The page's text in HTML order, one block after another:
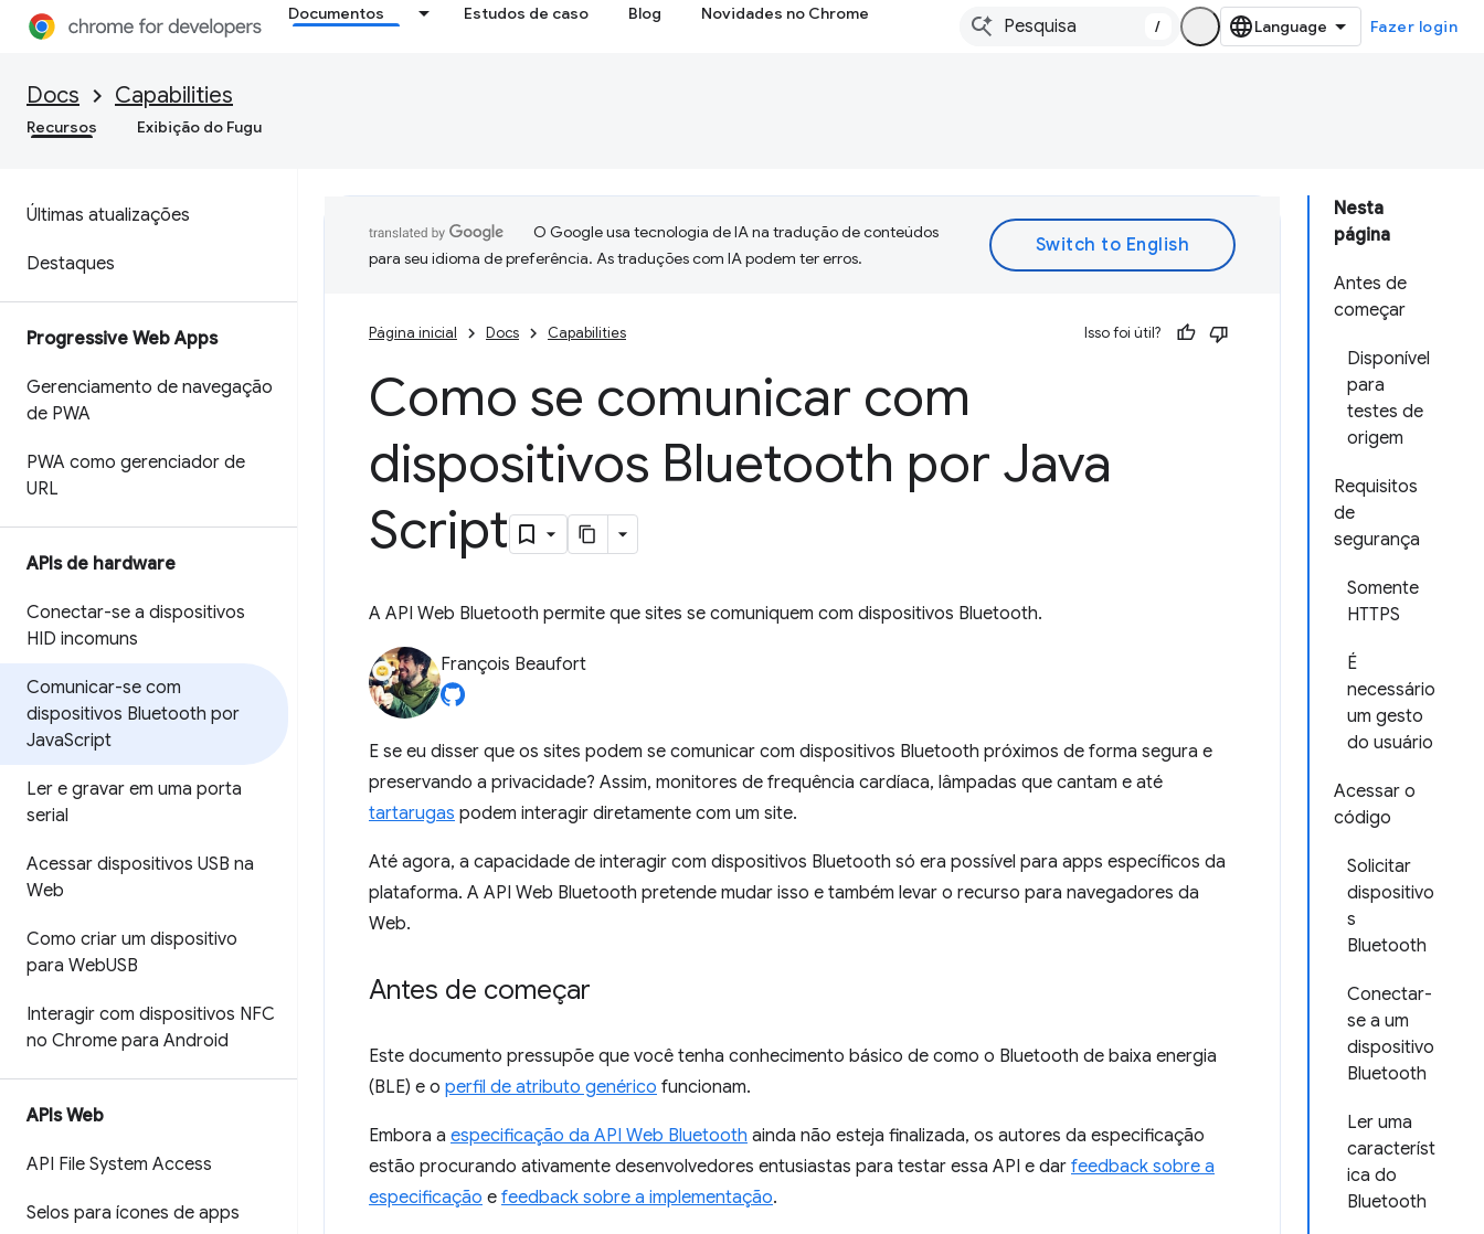
Documentos Estudos de caso Blog Novidades no Chrome
/ Fazer login
Docs Capabilities
Recursos Exibição do Fugu
Últimas atualizações
Destaques
Progressive Web Apps
Gerenciamento de navegação
de PWA
PWA como gerenciador de
URL
APIs de hardware
Conectar-se a dispositivos
HID incomuns
Comunicar-se com
dispositivos Bluetooth por
JavaScript
Ler e gravar em uma porta
serial
Acessar dispositivos USB na
Web
Como criar um dispositivo
para WebUSB
Interagir com dispositivos NFC
no Chrome para Android
APIs Web
API File System Access
Selos para ícones de apps
Nesta
página
Antes de
começar
Disponível
para
testes de
origem
Requisitos
de
segurança
Somente
HTTPS
É
necessário
um gesto
do usuário
Acessar o
código
Solicitar
dispositivo
s
Bluetooth
Conectar-
se a um
dispositivo
Bluetooth
Ler uma
característ
ica do
Bluetooth
O Google usa tecnologia de IA na tradução de conteúdos
para seu idioma de preferência. As traduções com IA podem ter erros.
Página inicial Docs Capabilities Isso foi útil?
Como se comunicar com
dispositivos Bluetooth por Java
Script
A API Web Bluetooth permite que sites se comuniquem com dispositivos Bluetooth.
François Beaufort
E se eu disser que os sites podem se comunicar com dispositivos Bluetooth próximos de forma segura e
preservando a privacidade? Assim, monitores de frequência cardíaca, lâmpadas que cantam e até
tartarugas podem interagir diretamente com um site.
Até agora, a capacidade de interagir com dispositivos Bluetooth só era possível para apps específicos da
plataforma. A API Web Bluetooth pretende mudar isso e também levar o recurso para navegadores da
Web.
Antes de começar
Este documento pressupõe que você tenha conhecimento básico de como o Bluetooth de baixa energia
(BLE) e o perfil de atributo genérico funcionam.
Embora a especificação da API Web Bluetooth ainda não esteja finalizada, os autores da especificação
estão procurando ativamente desenvolvedores entusiastas para testar essa API e dar feedback sobre a
especificação e feedback sobre a implementação.